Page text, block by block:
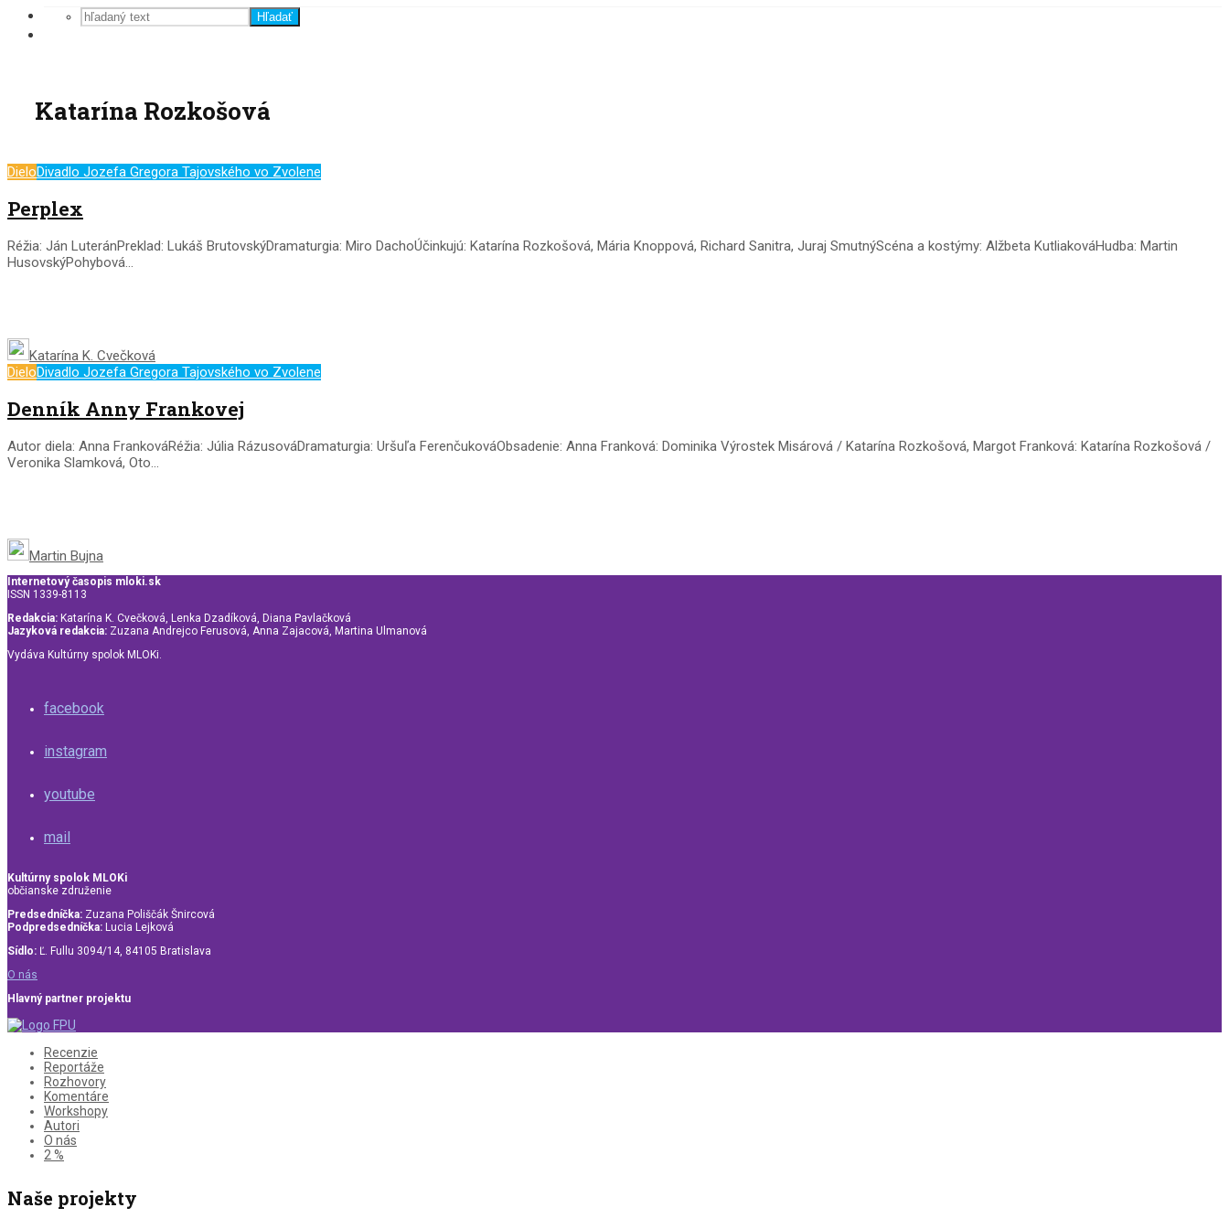
Hľadať
Katarína Rozkošová
DieloDivadlo Jozefa Gregora Tajovského vo Zvolene
Perplex
Réžia: Ján LuteránPreklad: Lukáš BrutovskýDramaturgia: Miro DachoÚčinkujú: Katarína Rozkošová, Mária Knoppová, Richard Sanitra, Juraj SmutnýScéna a kostýmy: Alžbeta KutliakováHudba: Martin
HusovskýPohybová...
Katarína K. Cvečková
DieloDivadlo Jozefa Gregora Tajovského vo Zvolene
Denník Anny Frankovej
Autor diela: Anna FrankováRéžia: Júlia RázusováDramaturgia: Uršuľa FerenčukováObsadenie: Anna Franková: Dominika Výrostek Misárová / Katarína Rozkošová, Margot Franková: Katarína Rozkošová /
Veronika Slamková, Oto...
Martin Bujna
Internetový časopis mloki.sk
ISSN 1339-8113
Redakcia: Katarína K. Cvečková, Lenka Dzadíková, Diana Pavlačková
Jazyková redakcia: Zuzana Andrejco Ferusová, Anna Zajacová, Martina Ulmanová
Vydáva Kultúrny spolok MLOKi.
facebook
instagram
youtube
mail
Kultúrny spolok MLOKi
občianske združenie
Predsedníčka: Zuzana Poliščák Šnircová
Podpredsedníčka: Lucia Lejková
Sídlo: Ľ. Fullu 3094/14, 84105 Bratislava
O nás
Hlavný partner projektu
Recenzie
Reportáže
Rozhovory
Komentáre
Workshopy
Autori
O nás
2 %
Naše projekty